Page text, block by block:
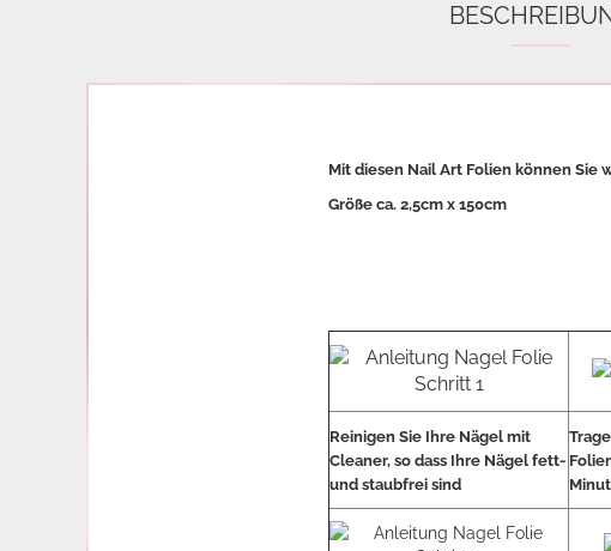
Mit diesen Nail Art Folien können Sie
Größe ca. 2,5cm x 150cm
Reinigen Sie Ihre Nägel mit
Cleaner, so dass Ihre Nägel fett-
und staubfrei sind